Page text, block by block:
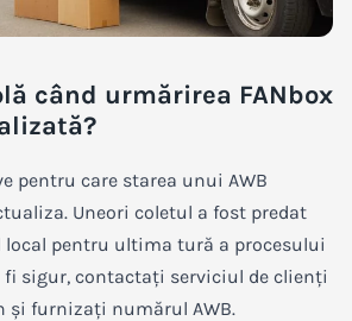
când urmărirea FANbox
pentru care starea unui AWB
Uneori coletul a fost predat
pentru ultima tură a procesului
fi sigur, contactați serviciul de clienți
și furnizați numărul AWB.